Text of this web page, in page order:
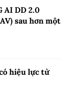
AI DD 2.0
sau hơn một
hiệu lực từ